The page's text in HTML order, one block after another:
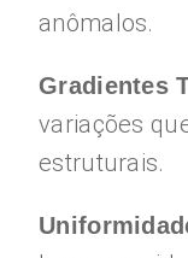
anômalos.
Gradientes
variações
estruturais.